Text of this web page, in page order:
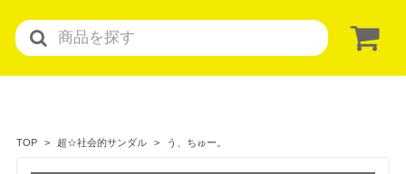
TOP 超☆社会的サンダル う、ちゅー。